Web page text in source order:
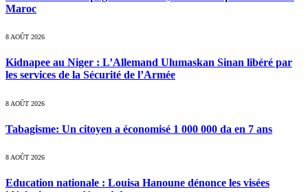
Maroc
8 AOÛT 2026
Kidnapee au Niger : L’Allemand Ulumaskan Sinan libéré par
les services de la Sécurité de l’Armée
8 AOÛT 2026
Tabagisme: Un citoyen a économisé 1 000 000 da en 7 ans
8 AOÛT 2026
Education nationale : Louisa Hanoune dénonce les visées